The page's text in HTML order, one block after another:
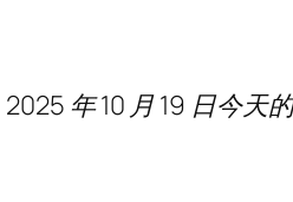
2025 年 10 月 19 日今天